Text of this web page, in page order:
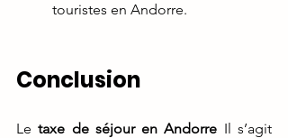
touristes en Andorre.
Conclusion
Le taxe de séjour en Andorre Il s’agit